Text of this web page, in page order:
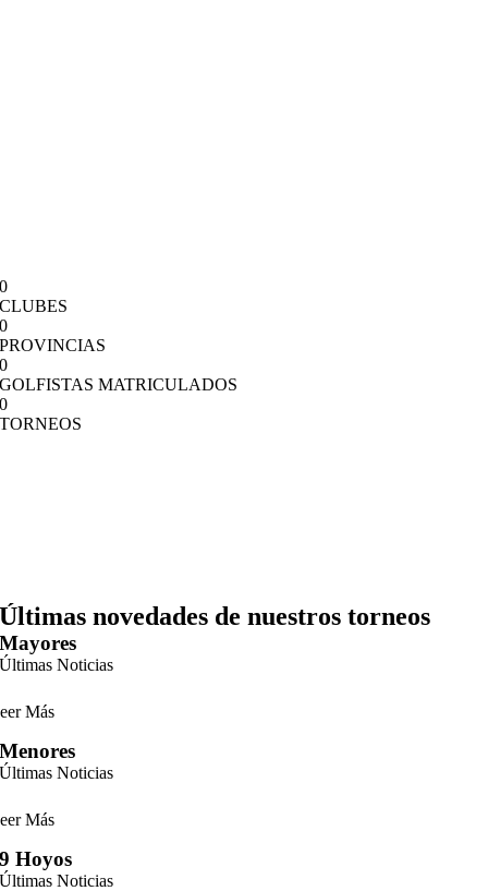
0
CLUBES
0
PROVINCIAS
0
GOLFISTAS MATRICULADOS
0
TORNEOS
Últimas novedades de nuestros torneos
Mayores
Últimas Noticias
Más
Menores
Últimas Noticias
Más
9 Hoyos
Últimas Noticias